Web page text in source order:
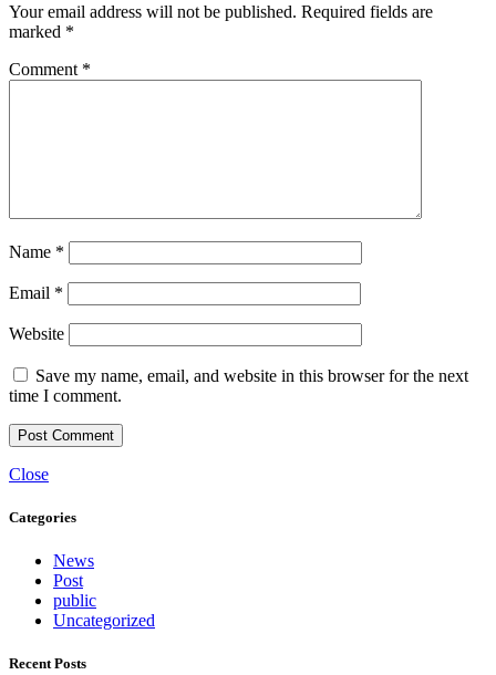
Your email address will not be published. Required fields are
marked *
Comment *
Name *
Email *
Website
Save my name, email, and website in this browser for the next
time I comment.
Close
Categories
News
Post
public
Uncategorized
Recent Posts